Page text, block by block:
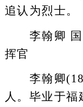
追认为烈士。
李翰卿 国
挥官
李翰卿
人。毕业于